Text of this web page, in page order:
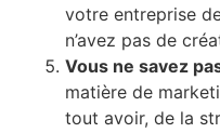
votre entreprise
n’avez pas de
Vous ne savez
matière de
tout avoir, de la